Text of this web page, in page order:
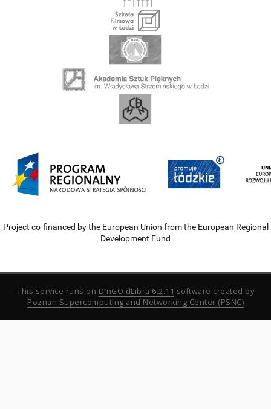
Project co-financed by the European Union from the European Regional
Development Fund
This service runs on DInGO dLibra 6.2.11 software created by
Poznan Supercomputing and Networking Center (PSNC)